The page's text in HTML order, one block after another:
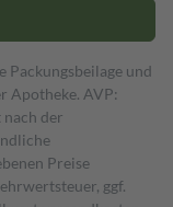
Packungsbeilage und
Apotheke. AVP:
der
Preise
ggf.